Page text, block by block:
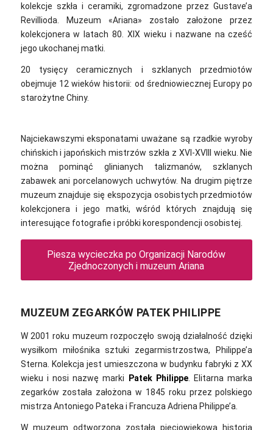
kolekcje szkła i ceramiki, zgromadzone przez Gustave’a
Revillioda. Muzeum «Ariana»‎ zostało założone przez
kolekcjonera w latach 80. XIX wieku i nazwane na cześć
jego ukochanej matki.
20 tysięcy ceramicznych i szklanych przedmiotów
obejmuje 12 wieków historii: od średniowiecznej Europy po
starożytne Chiny.
Najciekawszymi eksponatami uważane są rzadkie wyroby
chińskich i japońskich mistrzów szkła z XVI-XVIII wieku. Nie
można pominąć glinianych talizmanów, szklanych
zabawek ani porcelanowych uchwytów. Na drugim piętrze
muzeum znajduje się ekspozycja osobistych przedmiotów
kolekcjonera i jego matki, wśród których znajdują się
interesujące fotografie i próbki korespondencji osobistej.
Piesza wycieczka po Organizacji Narodów
Zjednoczonych i muzeum Ariana
MUZEUM ZEGARKÓW PATEK PHILIPPE
W 2001 roku muzeum rozpoczęło swoją działalność dzięki
wysiłkom miłośnika sztuki zegarmistrzostwa, Philippe’a
Sterna. Kolekcja jest umieszczona w budynku fabryki z XX
wieku i nosi nazwę marki
Patek Philippe. Elitarna marka
zegarków została założona w 1845 roku przez polskiego
mistrza Antoniego Pateka i Francuza Adriena Philippe’a.
W muzeum odtworzona została pięciowiekowa historia